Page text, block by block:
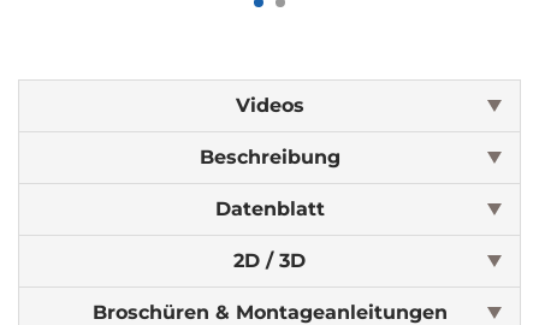
Videos
Beschreibung
Datenblatt
2D / 3D
Broschüren & Montageanleitungen